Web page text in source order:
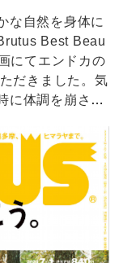
な自然を身体に
Best Beau
にてエンドカの
だきました。気
に体調を崩され
ディション調整